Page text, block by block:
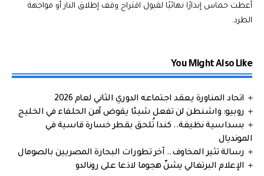
أعطت حماس إنذارًا نهائيًا لقبول اقتراح وقف إطلاق النار أو مواجهة
الطرد.
You Might Also Like
اتحاد المناورة يعقد اجتماعه الدوري الثاني لعام 2026
روبيو: واشنطن لن تفعل شيئا يقوض أمن الحلفاء في الخليج
بسداسية نظيفة.. كندا تُلحق بقطر خسارة قاسية في
المونديال
رسالة تثير المخاوف.. آخر تطورات البحارة المصريين بالصومال
الإعلام البرتغالي يشنّ هجوما لاذعا على رونالدو